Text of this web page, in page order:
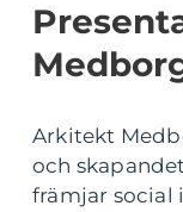
Arkitekt
och
främjar social